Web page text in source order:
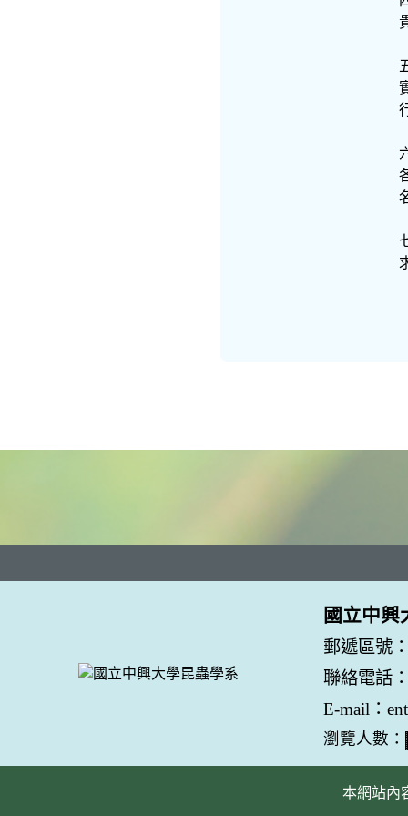
國立中興
郵遞區號
聯絡電話
E-mail：
瀏覽人數：
本網站內